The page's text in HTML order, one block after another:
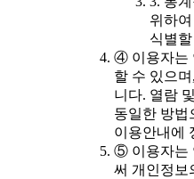
위하
식별
④ 이용자는
할 수 있으
니다. 열람
동일한 방법
이용안내에
⑤ 이용자는
써 개인정보